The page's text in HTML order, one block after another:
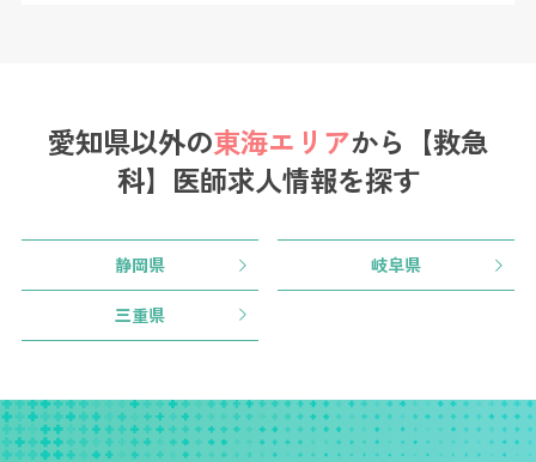
愛知県以外の東海エリアから 【救急
科】医師求人情報を探す
静岡県 岐阜県
三重県